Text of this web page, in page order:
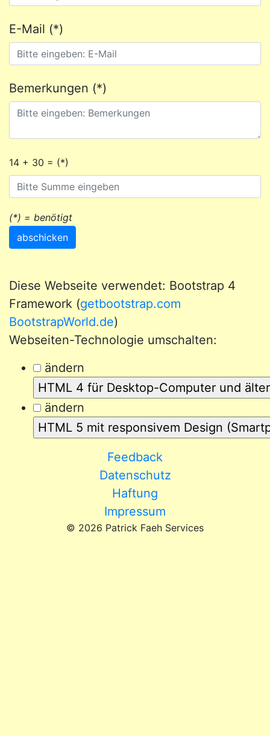
E-Mail (*)
Bemerkungen (*)
14 + 30 = (*)
(*) = benötigt
abschicken
Diese Webseite verwendet: Bootstrap 4
Framework (getbootstrap.com
BootstrapWorld.de)
Webseiten-Technologie umschalten:
ändern
ändern
Feedback
Datenschutz
Haftung
Impressum
© 2026 Patrick Faeh Services